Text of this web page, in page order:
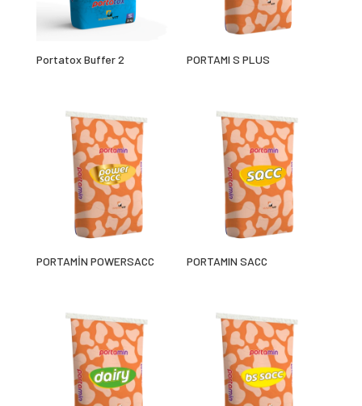
Portatox Buffer 2 PORTAMI S PLUS
PORTAMİN POWERSACC PORTAMIN SACC